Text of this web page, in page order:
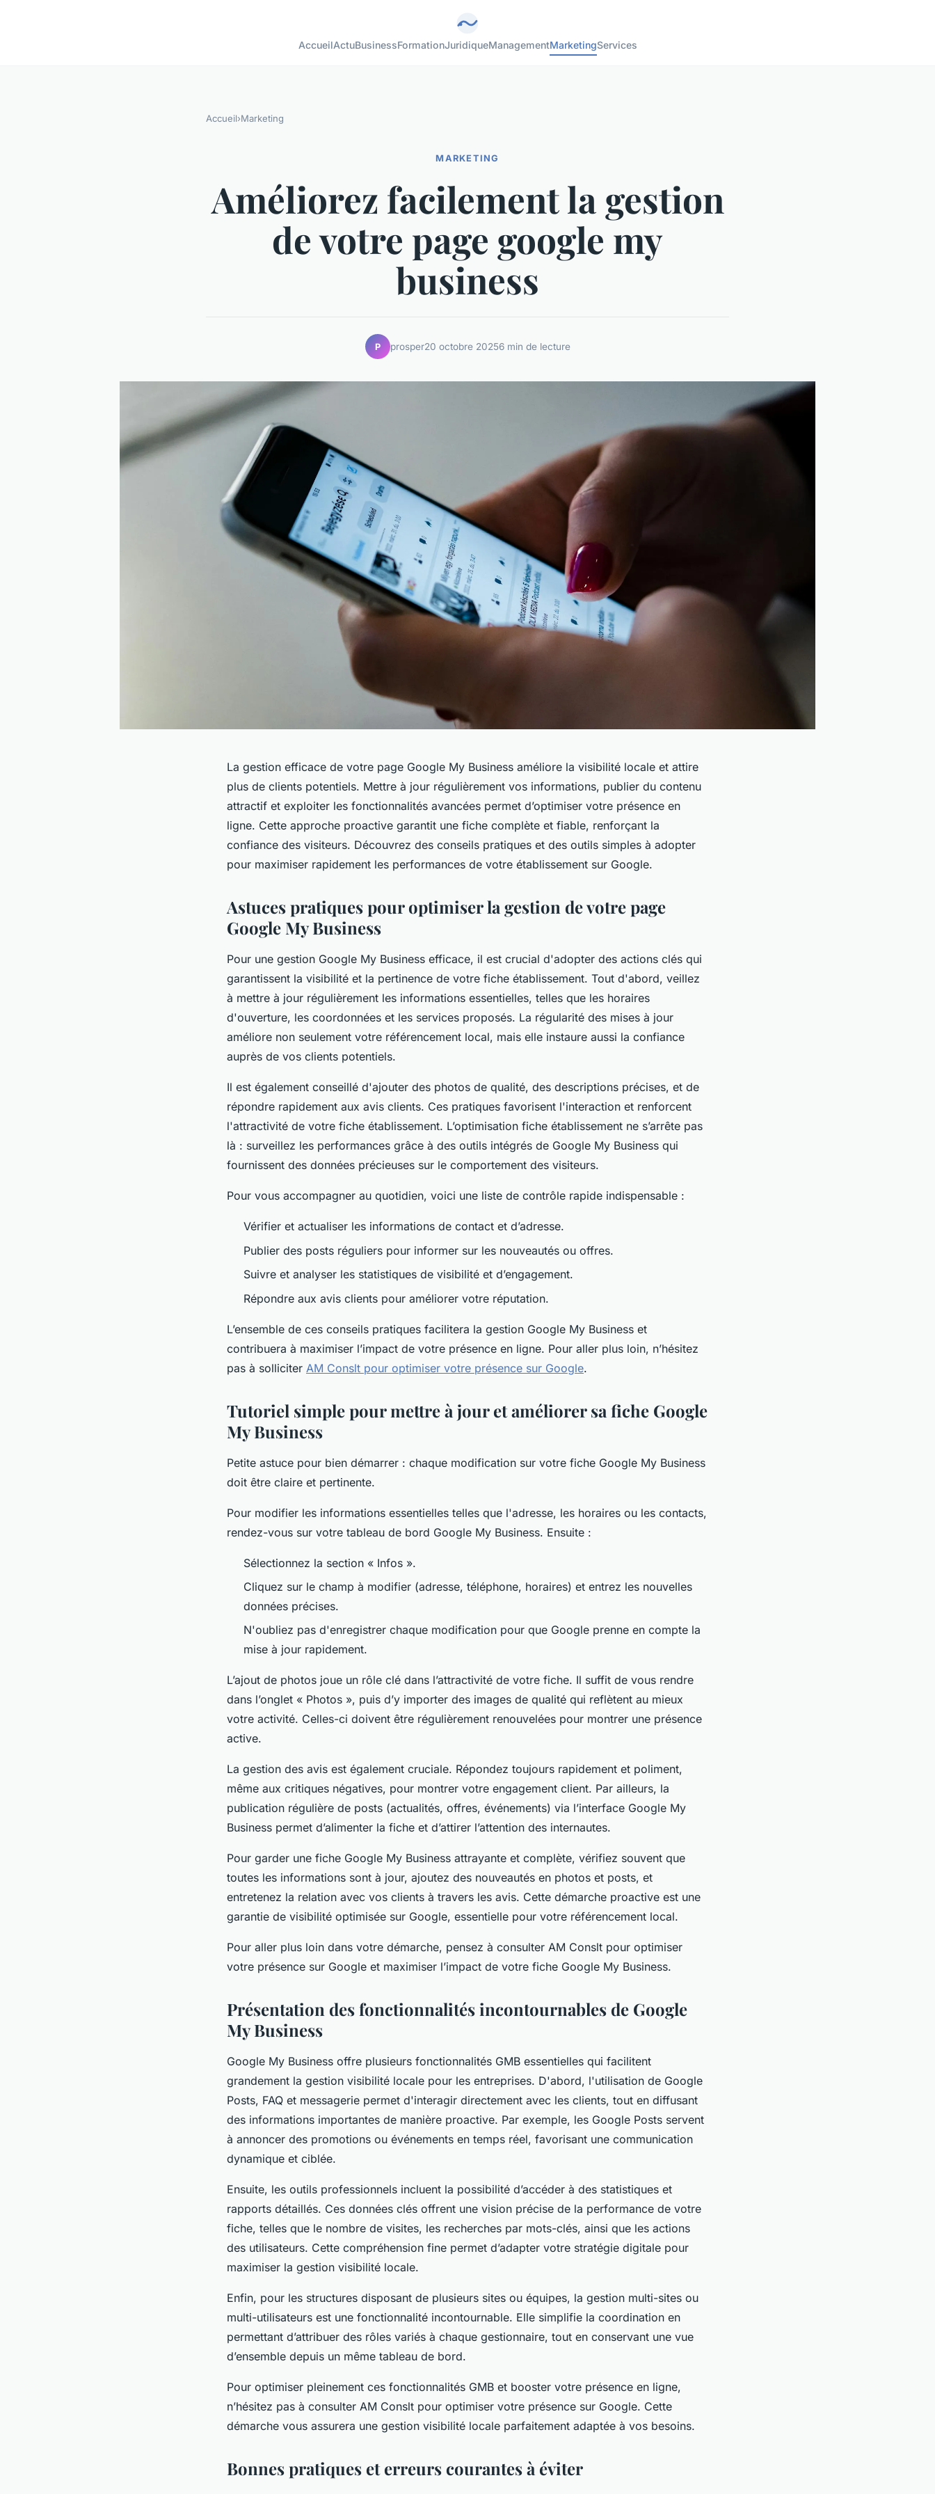
AccueilActuBusinessFormationJuridiqueManagementMarketingServices
Accueil›Marketing
MARKETING
Améliorez facilement la gestion
de votre page google my
business
P prosper20 octobre 20256 min de lecture
La gestion efficace de votre page Google My Business améliore la visibilité locale et attire
plus de clients potentiels. Mettre à jour régulièrement vos informations, publier du contenu
attractif et exploiter les fonctionnalités avancées permet d’optimiser votre présence en
ligne. Cette approche proactive garantit une fiche complète et fiable, renforçant la
confiance des visiteurs. Découvrez des conseils pratiques et des outils simples à adopter
pour maximiser rapidement les performances de votre établissement sur Google.
Astuces pratiques pour optimiser la gestion de votre page
Google My Business
Pour une gestion Google My Business efficace, il est crucial d'adopter des actions clés qui
garantissent la visibilité et la pertinence de votre fiche établissement. Tout d'abord, veillez
à mettre à jour régulièrement les informations essentielles, telles que les horaires
d'ouverture, les coordonnées et les services proposés. La régularité des mises à jour
améliore non seulement votre référencement local, mais elle instaure aussi la confiance
auprès de vos clients potentiels.
Il est également conseillé d'ajouter des photos de qualité, des descriptions précises, et de
répondre rapidement aux avis clients. Ces pratiques favorisent l'interaction et renforcent
l'attractivité de votre fiche établissement. L’optimisation fiche établissement ne s’arrête pas
là : surveillez les performances grâce à des outils intégrés de Google My Business qui
fournissent des données précieuses sur le comportement des visiteurs.
Pour vous accompagner au quotidien, voici une liste de contrôle rapide indispensable :
Vérifier et actualiser les informations de contact et d’adresse.
Publier des posts réguliers pour informer sur les nouveautés ou offres.
Suivre et analyser les statistiques de visibilité et d’engagement.
Répondre aux avis clients pour améliorer votre réputation.
L’ensemble de ces conseils pratiques facilitera la gestion Google My Business et
contribuera à maximiser l’impact de votre présence en ligne. Pour aller plus loin, n’hésitez
pas à solliciter AM Conslt pour optimiser votre présence sur Google.
Tutoriel simple pour mettre à jour et améliorer sa fiche Google
My Business
Petite astuce pour bien démarrer : chaque modification sur votre fiche Google My Business
doit être claire et pertinente.
Pour modifier les informations essentielles telles que l'adresse, les horaires ou les contacts,
rendez-vous sur votre tableau de bord Google My Business. Ensuite :
Sélectionnez la section « Infos ».
Cliquez sur le champ à modifier (adresse, téléphone, horaires) et entrez les nouvelles
données précises.
N'oubliez pas d'enregistrer chaque modification pour que Google prenne en compte la
mise à jour rapidement.
L’ajout de photos joue un rôle clé dans l’attractivité de votre fiche. Il suffit de vous rendre
dans l’onglet « Photos », puis d’y importer des images de qualité qui reflètent au mieux
votre activité. Celles-ci doivent être régulièrement renouvelées pour montrer une présence
active.
La gestion des avis est également cruciale. Répondez toujours rapidement et poliment,
même aux critiques négatives, pour montrer votre engagement client. Par ailleurs, la
publication régulière de posts (actualités, offres, événements) via l’interface Google My
Business permet d’alimenter la fiche et d’attirer l’attention des internautes.
Pour garder une fiche Google My Business attrayante et complète, vérifiez souvent que
toutes les informations sont à jour, ajoutez des nouveautés en photos et posts, et
entretenez la relation avec vos clients à travers les avis. Cette démarche proactive est une
garantie de visibilité optimisée sur Google, essentielle pour votre référencement local.
Pour aller plus loin dans votre démarche, pensez à consulter AM Conslt pour optimiser
votre présence sur Google et maximiser l’impact de votre fiche Google My Business.
Présentation des fonctionnalités incontournables de Google
My Business
Google My Business offre plusieurs fonctionnalités GMB essentielles qui facilitent
grandement la gestion visibilité locale pour les entreprises. D'abord, l'utilisation de Google
Posts, FAQ et messagerie permet d'interagir directement avec les clients, tout en diffusant
des informations importantes de manière proactive. Par exemple, les Google Posts servent
à annoncer des promotions ou événements en temps réel, favorisant une communication
dynamique et ciblée.
Ensuite, les outils professionnels incluent la possibilité d’accéder à des statistiques et
rapports détaillés. Ces données clés offrent une vision précise de la performance de votre
fiche, telles que le nombre de visites, les recherches par mots-clés, ainsi que les actions
des utilisateurs. Cette compréhension fine permet d’adapter votre stratégie digitale pour
maximiser la gestion visibilité locale.
Enfin, pour les structures disposant de plusieurs sites ou équipes, la gestion multi-sites ou
multi-utilisateurs est une fonctionnalité incontournable. Elle simplifie la coordination en
permettant d’attribuer des rôles variés à chaque gestionnaire, tout en conservant une vue
d’ensemble depuis un même tableau de bord.
Pour optimiser pleinement ces fonctionnalités GMB et booster votre présence en ligne,
n’hésitez pas à consulter AM Conslt pour optimiser votre présence sur Google. Cette
démarche vous assurera une gestion visibilité locale parfaitement adaptée à vos besoins.
Bonnes pratiques et erreurs courantes à éviter